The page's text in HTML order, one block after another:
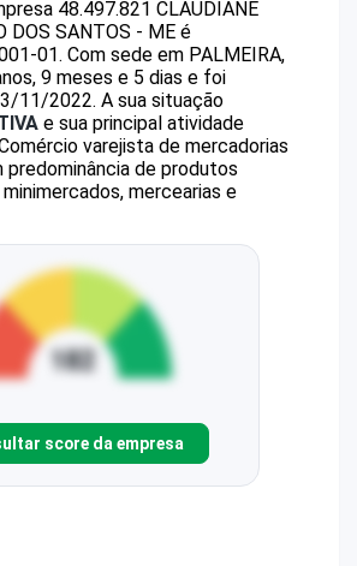
48.497.821 CLAUDIANE
DOS SANTOS - ME é
01. Com sede em PALMEIRA,
9 meses e 5 dias e foi
11/2022. A sua situação
e sua principal atividade
varejista de mercadorias
predominância de produtos
mercearias e
score da empresa